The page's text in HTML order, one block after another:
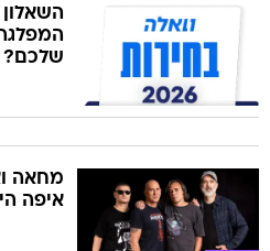
שלכם?
מחאה
איפה